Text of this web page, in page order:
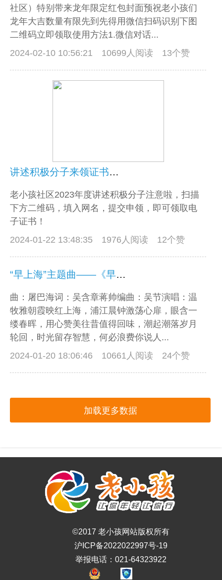
社区）特别带来龙年限定红包封面预祝老小孩们
龙年大吉数量有限先到先得用微信扫码识别下图
二维码立即领取使用方法1.微信对话...
2024-02-10 10:56:21
10699人阅读 13个赞
讲述积极分子来领证书啦！
老小孩社区2023年度讲述积极分子注意啦，扫描
下方二维码，填入网名，提交申领，即可领取电
子证书！
2024-01-22 13:48:35
1976人阅读 12个赞
“早上海”主题曲——《早上海》！
曲：屠巴海词：吴含章蒋帅编曲：吴节演唱：温
牧雅朝霞映红上海，浦江晨钟激荡心扉，眼含一
缕春晖，用心赞美往昔值得回味，潮起潮落岁月
轮回，时光留存智慧，何必浪费你说人...
2024-01-20 18:06:46
10661人阅读 24个赞
加载更多数据
©2017 老小孩网站版权所有
沪ICP备2022022997号-19
举报电话：021-64323922